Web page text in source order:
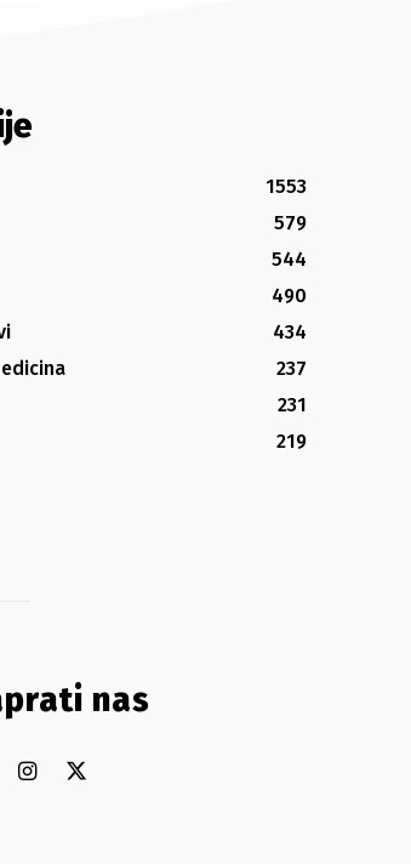
1553
579
544
490
434
237
231
219
nas